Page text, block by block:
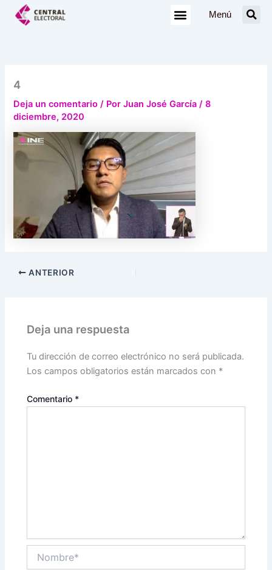
Menú
4
Deja un comentario / PorJuan José García/8
diciembre, 2020
ANTERIOR
Deja una respuesta
Tu dirección de correo electrónico no será publicada.
Los campos obligatorios están marcados con *
Comentario *